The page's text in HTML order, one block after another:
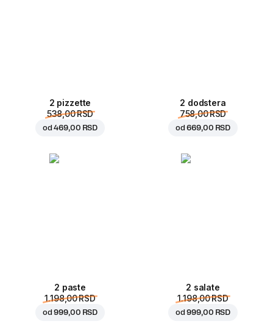
2 pizzette
538,00 RSD
od469,00 RSD
2 dodstera
758,00 RSD
od669,00 RSD
2 paste
1.198,00 RSD
od999,00 RSD
2 salate
1.198,00 RSD
od999,00 RSD